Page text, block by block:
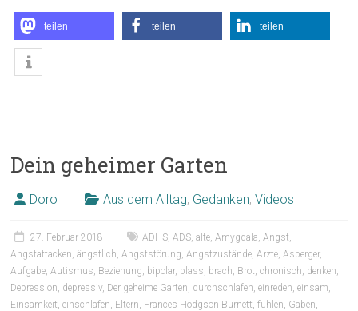
teilen teilen teilen
Dein geheimer Garten
Doro Aus dem Alltag, Gedanken,Videos
27. Februar 2018 ADHS,ADS,alte,Amygdala,Angst,
Angstattacken,ängstlich,Angststörung,Angstzustände,Ärzte,Asperger,
Aufgabe,Autismus, Beziehung, bipolar, blass, brach, Brot,chronisch, denken,
Depression, depressiv, Der geheime Garten, durchschlafen,einreden,einsam,
Einsamkeit,einschlafen, Eltern, Frances Hodgson Burnett,fühlen, Gaben,